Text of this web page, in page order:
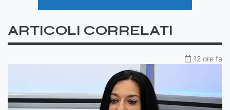
ARTICOLI CORRELATI
12 ore fa